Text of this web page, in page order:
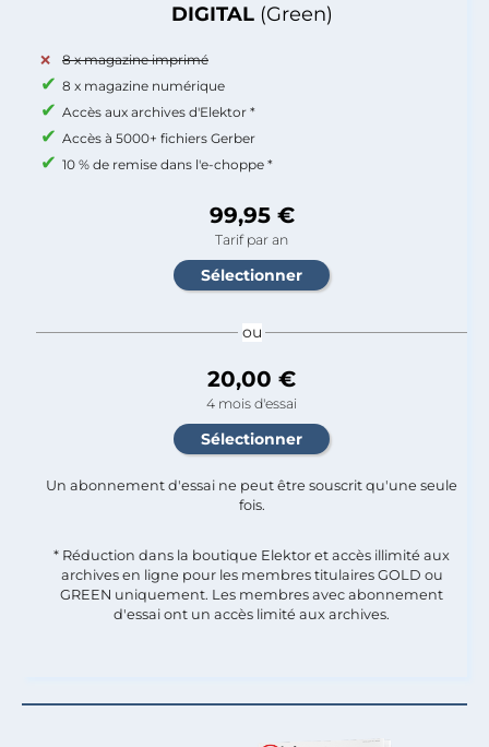
DIGITAL (Green)
8 x magazine imprimé
8 x magazine numérique
Accès aux archives d'Elektor *
Accès à 5000+ fichiers Gerber
10 % de remise dans l'e-choppe *
99,95 €
Tarif par an
ou
20,00 €
4 mois d'essai
Un abonnement d'essai ne peut être souscrit qu'une seule
fois.​
* Réduction dans la boutique Elektor et accès illimité aux
archives en ligne pour les membres titulaires GOLD ou
GREEN uniquement. Les membres avec abonnement
d'essai ont un accès limité aux archives.